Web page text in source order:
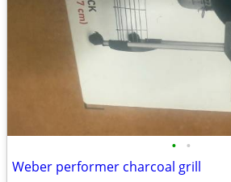
• •
Weber performer charcoal grill